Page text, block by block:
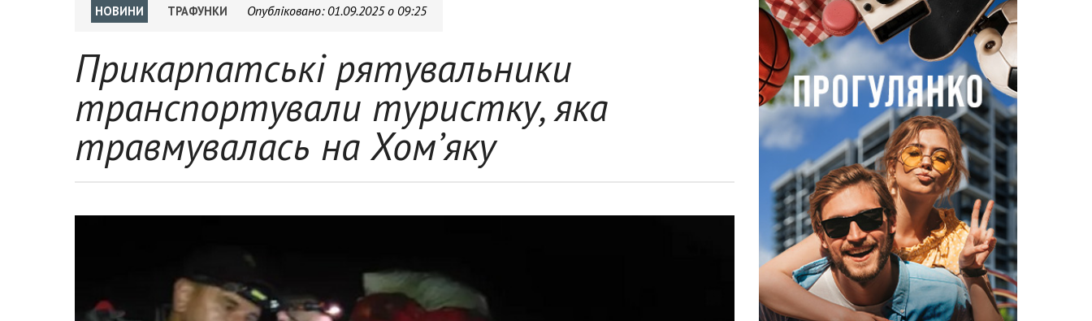
НОВИНИ ТРАФУНКИ Опубліковано: 01.09.2025 о 09:25
Прикарпатські рятувальники
транспортували туристку, яка
травмувалась на Хом’яку